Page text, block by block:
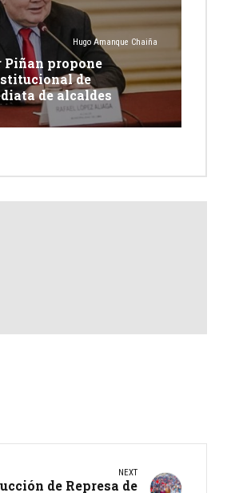
Hugo Amanque Chaiña
propone
de
de alcaldes
NEXT
de Represa de